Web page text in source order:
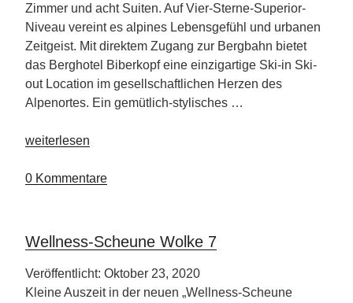
Zimmer und acht Suiten. Auf Vier-Sterne-Superior-
Niveau vereint es alpines Lebensgefühl und urbanen
Zeitgeist. Mit direktem Zugang zur Bergbahn bietet
das Berghotel Biberkopf eine einzigartige Ski-in Ski-
out Location im gesellschaftlichen Herzen des
Alpenortes. Ein gemütlich-stylisches …
„Berghotel
weiterlesen
0 Kommentare
Wellness-Scheune Wolke 7
Veröffentlicht: Oktober 23, 2020
Kleine Auszeit in der neuen „Wellness-Scheune